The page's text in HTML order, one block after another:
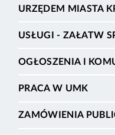
URZĘDEM MIASTA
USŁUGI - ZAŁATW
OGŁOSZENIA I
PRACA W UMK
ZAMÓWIENIA